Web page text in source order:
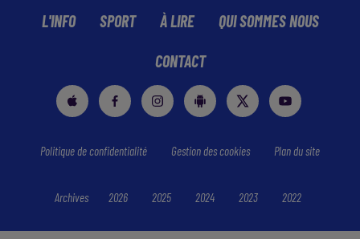
L'INFO SPORT À LIRE QUI SOMMES NOUS
CONTACT
Politique de confidentialité Gestion des cookies Plan du site
Archives 2026 2025 2024 2023 2022